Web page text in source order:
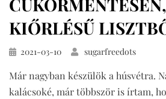
KIŐRLÉSŰ
Közzétéve
2021-03-10 sugarfreedots
Már nagyban készülök a húsvétra.
kalácsoké, már többször is írtam,